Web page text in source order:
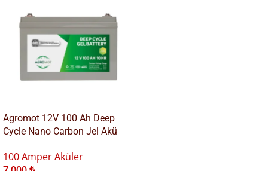
Agromot 12V 100 Ah Deep
Cycle Nano Carbon Jel Akü
100 Amper Aküler